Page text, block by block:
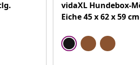
vidaXL Hundebox-
Eiche 45 x 62 x 59